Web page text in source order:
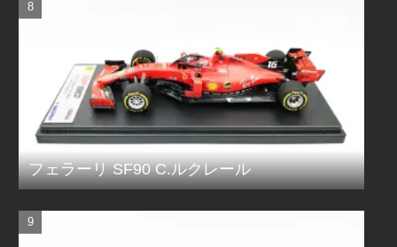
フェラーリ SF90 C.ルクレール